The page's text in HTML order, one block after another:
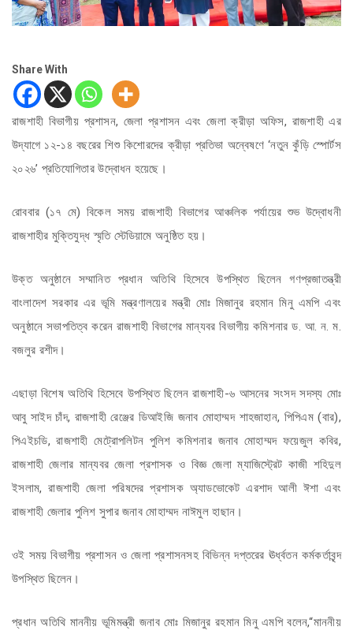
Share With
রাজশাহী বিভাগীয় প্রশাসন, জেলা প্রশাসন এবং জেলা ক্রীড়া অফিস, রাজশাহী এর
উদ্যাগে ১২-১৪ বছরের শিশু কিশোরদের ক্রীড়া প্রতিভা অন্বেষণে ‘নতুন কুঁড়ি স্পোর্টস
২০২৬’ প্রতিযোগিতার উদ্বোধন হয়েছে।
রোববার (১৭ মে) বিকেল সময় রাজশাহী বিভাগের আঞ্চলিক পর্যায়ের শুভ উদ্বোধনী
রাজশাহীর মুক্তিযুদ্ধ স্মৃতি স্টেডিয়ামে অনুষ্ঠিত হয়।
উক্ত অনুষ্ঠানে সম্মানিত প্রধান অতিথি হিসেবে উপস্থিত ছিলেন গণপ্রজাতন্ত্রী
বাংলাদেশ সরকার এর ভূমি মন্ত্রণালয়ের মন্ত্রী মোঃ মিজানুর রহমান মিনু এমপি এবং
অনুষ্ঠানে সভাপতিত্ব করেন রাজশাহী বিভাগের মান্যবর বিভাগীয় কমিশনার ড. আ. ন. ম.
বজলুর রশীদ।
এছাড়া বিশেষ অতিথি হিসেবে উপস্থিত ছিলেন রাজশাহী-৬ আসনের সংসদ সদস্য মোঃ
আবু সাইদ চাঁদ, রাজশাহী রেঞ্জের ডিআইজি জনাব মোহাম্মদ শাহজাহান, পিপিএম (বার),
পিএইচডি, রাজশাহী মেট্রোপলিটন পুলিশ কমিশনার জনাব মোহাম্মদ ফয়েজুল কবির,
রাজশাহী জেলার মান্যবর জেলা প্রশাসক ও বিজ্ঞ জেলা ম্যাজিস্ট্রেট কাজী শহিদুল
ইসলাম, রাজশাহী জেলা পরিষদের প্রশাসক অ্যাডভোকেট এরশাদ আলী ঈশা এবং
রাজশাহী জেলার পুলিশ সুপার জনাব মোহাম্মদ নাঈমুল হাছান।
ওই সময় বিভাগীয় প্রশাসন ও জেলা প্রশাসনসহ বিভিন্ন দপ্তরের ঊর্ধ্বতন কর্মকর্তাবৃন্দ
উপস্থিত ছিলেন।
প্রধান অতিথি মাননীয় ভূমিমন্ত্রী জনাব মোঃ মিজানুর রহমান মিনু এমপি বলেন,“মাননীয়